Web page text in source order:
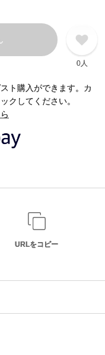
0人
ト購入ができます。カ
クしてください。
URLをコピー